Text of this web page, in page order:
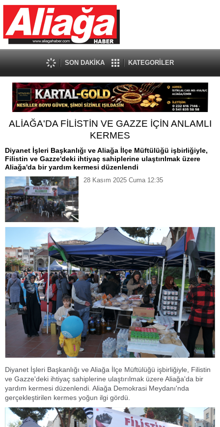
SON DAKİKA KATEGORİLER
ALİAĞA'DA FİLİSTİN VE GAZZE İÇİN ANLAMLI
KERMES
Diyanet İşleri Başkanlığı ve Aliağa İlçe Müftülüğü işbirliğiyle,
Filistin ve Gazze'deki ihtiyaç sahiplerine ulaştırılmak üzere
Aliağa'da bir yardım kermesi düzenlendi
28 Kasım 2025 Cuma 12:35
Diyanet İşleri Başkanlığı ve Aliağa İlçe Müftülüğü işbirliğiyle, Filistin
ve Gazze'deki ihtiyaç sahiplerine ulaştırılmak üzere Aliağa'da bir
yardım kermesi düzenlendi. Aliağa Demokrasi Meydanı'nda
gerçekleştirilen kermes yoğun ilgi gördü.